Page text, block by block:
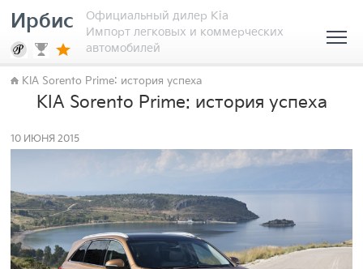
Ирбис
Официальный дилер Kia
Импорт легковых и коммерческих
автомобилей
KIA Sorento Prime: история успеха
KIA Sorento Prime: история успеха
10 ИЮНЯ 2015